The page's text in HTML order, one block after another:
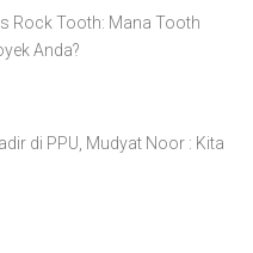
Rock Tooth: Mana Tooth
Anda?
di PPU, Mudyat Noor : Kita